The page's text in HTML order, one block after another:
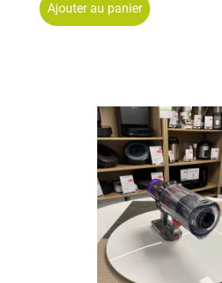
Ajouter au panier